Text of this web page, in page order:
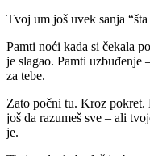
Tvoj um još uvek sanja
Pamti noći kada si čekala
je slagao. Pamti uzbuđenje
za tebe.
Zato počni tu. Kroz pokret.
još da razumeš sve – ali
je.